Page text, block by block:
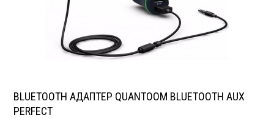
BLUETOOTH АДАПТЕР QUANTOOM BLUETOOTH AUX
PERFECT